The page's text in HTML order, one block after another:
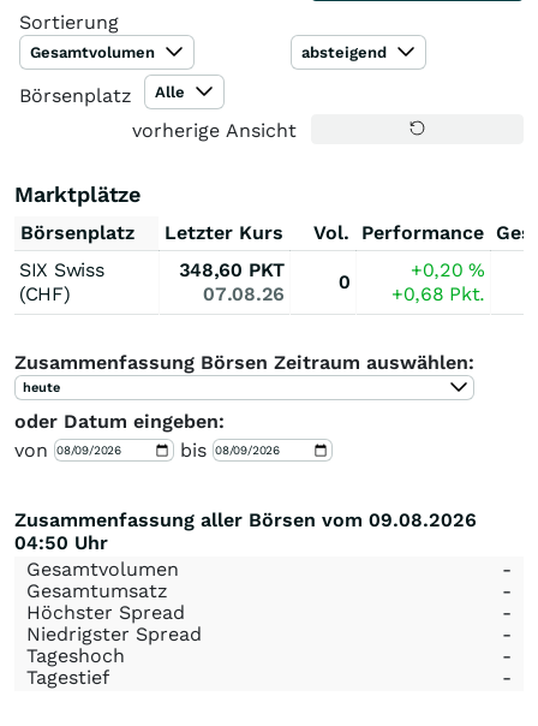
Sortierung
Gesamtvolumen absteigend
Börsenplatz Alle
vorherige Ansicht
Marktplätze
Börsenplatz Letzter Kurs Vol. Performance
SIX Swiss
(CHF)
348,60 PKT
07.08.26
0
+0,20%
+0,68 Pkt.
Zusammenfassung Börsen Zeitraum auswählen:
heute
oder Datum eingeben:
von
bis
Zusammenfassung aller Börsen vom 09.08.2026
04:50 Uhr
Gesamtvolumen
-
Gesamtumsatz
-
Höchster Spread
-
Niedrigster Spread
-
Tageshoch
-
Tagestief
-